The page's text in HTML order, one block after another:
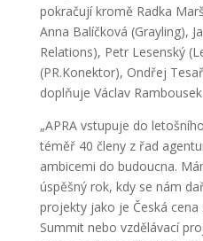
pokračují kromě Radka
Anna Balíčková (Grayling),
Relations), Petr Lesenský
(PR.Konektor), Ondřej
doplňuje Václav
„APRA vstupuje do
téměř 40 členy z řad
ambicemi do budoucna.
úspěšný rok, kdy se nám
projekty jako je Česká cena
Summit nebo vzdělávací